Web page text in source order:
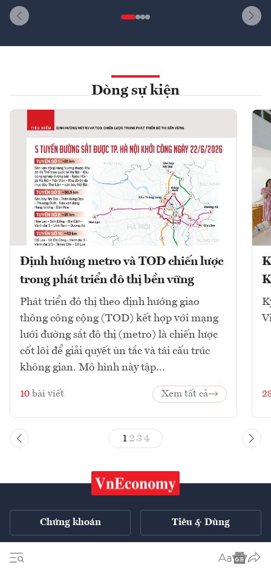
Dòng sự kiện
Định hướng metro và TOD chiến lược
trong phát triển đô thị bền vững
Phát triển đô thị theo định hướng giao
thông công cộng (TOD) kết hợp với mạng
lưới đường sắt đô thị (metro) là chiến lược
cốt lõi để giải quyết ùn tắc và tái cấu trúc
không gian. Mô hình này tập...
10 bài viết Xem tất cả
1 23 4
Chứng khoán Tiêu & Dùng